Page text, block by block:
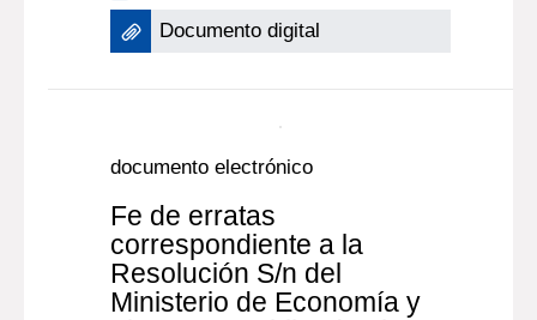
documento electrónico
Fe de erratas,
correspondiente a la
Resolución 81/016
GENERADORES DE
VAPOR aprobado por
URSEA.
Montevideo [URUGUAY] : IMPO
Más información...